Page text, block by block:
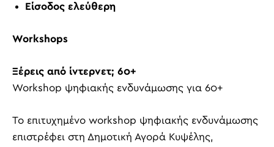
Είσοδος ελεύθερη
Workshops
Ξέρεις από ίντερνετ; 60+
Workshop ψηφιακής ενδυνάμωσης για 60+
Το επιτυχημένο workshop ψηφιακής ενδυνάμωσης
επιστρέφει στη Δημοτική Αγορά Κυψέλης,